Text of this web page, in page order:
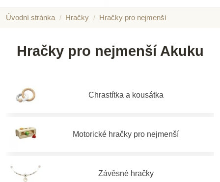
Úvodní stránka Hračky Hračky pro nejmenší
Hračky pro nejmenší Akuku
Chrastítka a kousátka
Motorické hračky pro nejmenší
Závěsné hračky